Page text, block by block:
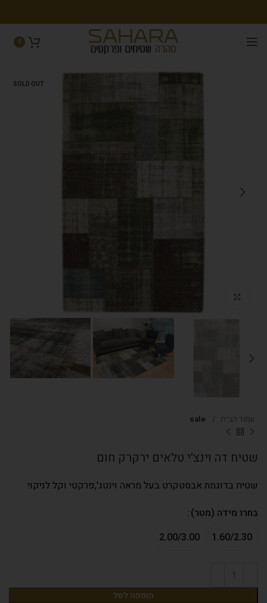
0
SOLD OUT
עמוד הבית sale
שטיח דה וינצ'י טלאים ירקרק חום
שטיח בדוגמת אבסטקרט בעל מראה וינטג',פרקטי וקל לניקוי
בחרו מידה (מטר)
1.60/2.30
2.00/3.00
הוספה לסל